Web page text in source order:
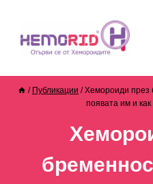
/ Публикации / Хемороиди през
появата им и